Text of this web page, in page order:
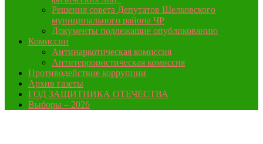
Решения совета Депутатов Шелковского
муниципального района ЧР
Документы подлежащие опубликованию
Комиссии
Антинаркотическая комиссия
Антитеррористическая комиссия
Противодействие коррупции
Архив газеты
ГОД ЗАЩИТНИКА ОТЕЧЕСТВА
Выборы – 2026